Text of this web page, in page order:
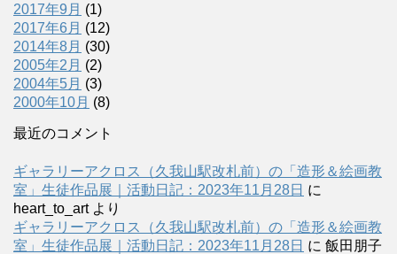
2017年9月 (1)
2017年6月 (12)
2014年8月 (30)
2005年2月 (2)
2004年5月 (3)
2000年10月 (8)
最近のコメント
ギャラリーアクロス（久我山駅改札前）の「造形＆絵画教
室」生徒作品展｜活動日記：2023年11月28日 に
heart_to_artより
ギャラリーアクロス（久我山駅改札前）の「造形＆絵画教
室」生徒作品展｜活動日記：2023年11月28日 に 飯田朋子